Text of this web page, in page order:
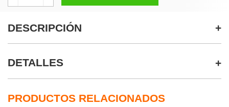
DESCRIPCIÓN
DETALLES
PRODUCTOS RELACIONADOS